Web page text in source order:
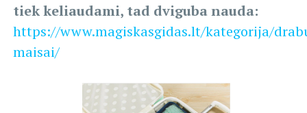
tiek keliaudami, tad dviguba nauda:
https://www.magiskasgidas.lt/kategorija/
maisai/